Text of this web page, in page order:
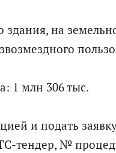
на
1 млн 306 тыс.
и подать
тендер, №